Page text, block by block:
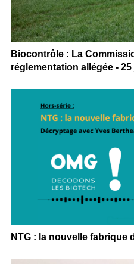
Biocontrôle : La
réglementation allégée - 25
NTG : la nouvelle fabrique